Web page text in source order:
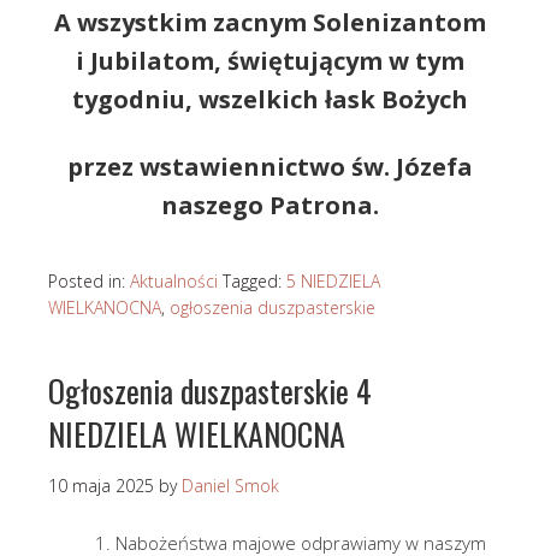
A wszystkim zacnym Solenizantom
i Jubilatom, świętującym w tym
tygodniu, wszelkich łask Bożych
przez wstawiennictwo św. Józefa
naszego Patrona.
Posted in: Aktualności Tagged: 5 NIEDZIELA
WIELKANOCNA, ogłoszenia duszpasterskie
Ogłoszenia duszpasterskie 4
NIEDZIELA WIELKANOCNA
10 maja 2025 by Daniel Smok
Nabożeństwa majowe odprawiamy w naszym